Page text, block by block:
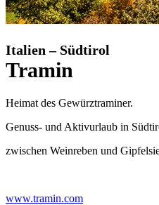
Italien – Südtirol
Tramin
Heimat des Gewürztraminer.
Genuss- und Aktivurlaub in
zwischen Weinreben und
www.tramin.com